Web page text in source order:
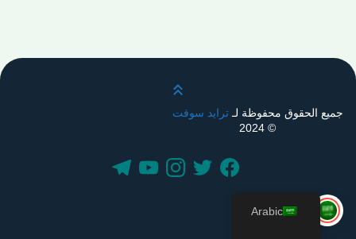
قم بالتمرير لأعلى
جميع الحقوق محفوظة لـترايد سوفت
© 2024
Arabic